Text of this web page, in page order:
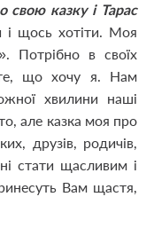
свою казку і Тарас
і щось хотіти. Моя
Потрібно в своїх
те, що хочу я. Нам
хвилини наші
але казка моя про
друзів, родичів,
стати щасливим і
Вам щастя,